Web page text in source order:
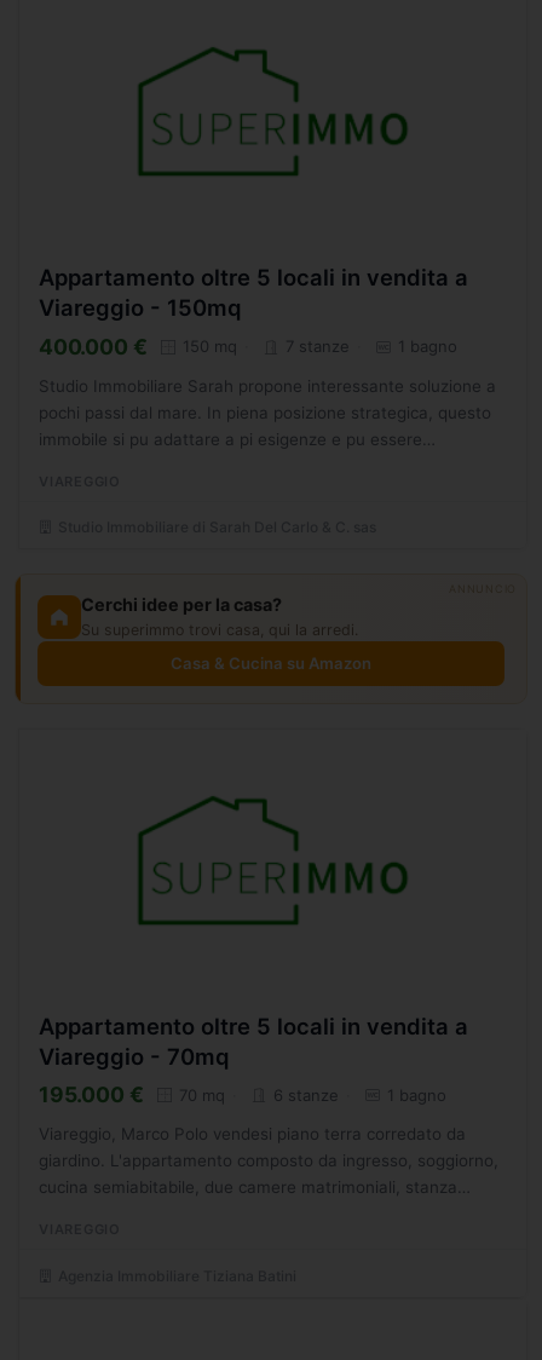
Appartamento oltre 5 locali in vendita a
Viareggio - 150mq
400.000 € 150 mq 7 stanze 1 bagno
Studio Immobiliare Sarah propone interessante soluzione a
pochi passi dal mare. In piena posizione strategica, questo
immobile si pu adattare a pi esigenze e pu essere
Cerchi idee per la casa?
Su superimmo trovi casa, qui la arredi.
Casa & Cucina su Amazon
Appartamento oltre 5 locali in vendita a
Viareggio - 70mq
195.000 € 70 mq 6 stanze 1 bagno
Viareggio, Marco Polo vendesi piano terra corredato da
giardino. L'appartamento composto da ingresso, soggiorno,
cucina semiabitabile, due camere matrimoniali, stanza